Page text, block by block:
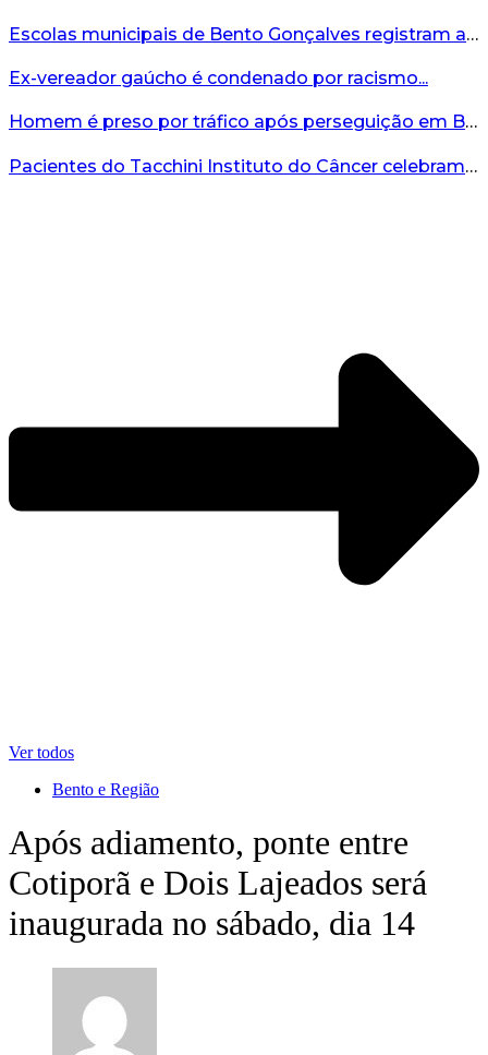
Escolas municipais de Bento Gonçalves registram avanço no IDEB 2025...
Ex-vereador gaúcho é condenado por racismo...
Homem é preso por tráfico após perseguição em Bento Gonçalves...
Pacientes do Tacchini Instituto do Câncer celebram Dia dos Pais com cuidado e relaxamento...
Ver todos
Bento e Região
Após adiamento, ponte entre
Cotiporã e Dois Lajeados será
inaugurada no sábado, dia 14